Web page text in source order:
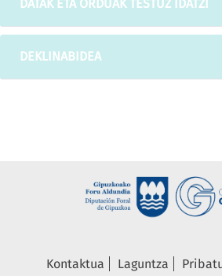
DATAK ETA ORDUAK TESTUZ IDATZI
DEKLINABIDEA
Kontaktua Laguntza